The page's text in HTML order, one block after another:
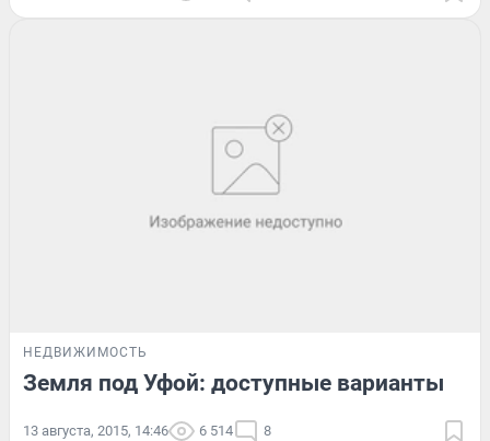
НЕДВИЖИМОСТЬ
Земля под Уфой: доступные варианты
13 августа, 2015, 14:46 6 514 8